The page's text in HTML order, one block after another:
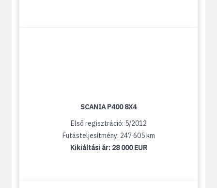
SCANIA P400 8X4
Első regisztráció: 5/2012
Futásteljesítmény: 247 605 km
Kikiáltási ár: 28 000 EUR